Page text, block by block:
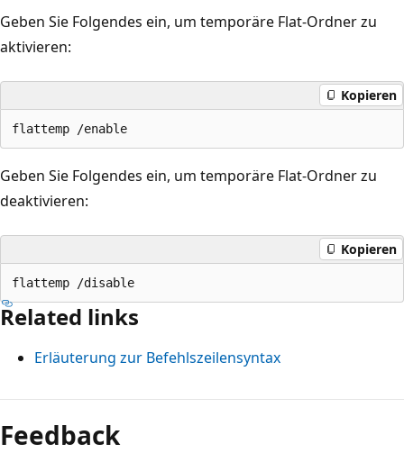
Geben Sie Folgendes ein, um temporäre Flat-Ordner zu
aktivieren:
Kopieren
Geben Sie Folgendes ein, um temporäre Flat-Ordner zu
deaktivieren:
Kopieren
Related links
Erläuterung zur Befehlszeilensyntax
Lesemodus
deaktiviert
Feedback